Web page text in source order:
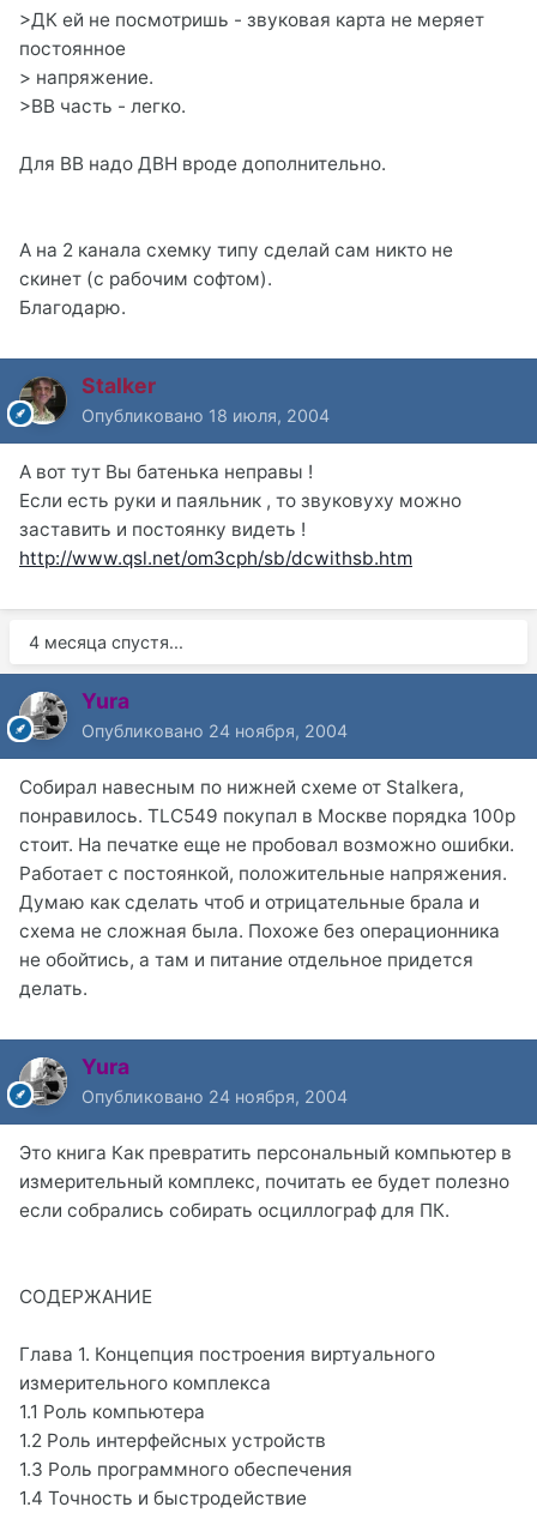
>ДК ей не посмотришь - звуковая карта не меряет
постоянное
> напряжение.
>ВВ часть - легко.
Для ВВ надо ДВН вроде дополнительно.
А на 2 канала схемку типу сделай сам никто не
скинет (с рабочим софтом).
Благодарю.
Stalker
Опубликовано 18 июля, 2004
А вот тут Вы батенька неправы !
Если есть руки и паяльник , то звуковуху можно
заставить и постоянку видеть !
http://www.qsl.net/om3cph/sb/dcwithsb.htm
4 месяца спустя...
Yura
Опубликовано 24 ноября, 2004
Собирал навесным по нижней схеме от Stalkerа,
понравилось. TLC549 покупал в Москве порядка 100р
стоит. На печатке еще не пробовал возможно ошибки.
Работает с постоянкой, положительные напряжения.
Думаю как сделать чтоб и отрицательные брала и
схема не сложная была. Похоже без операционника
не обойтись, а там и питание отдельное придется
делать.
Yura
Опубликовано 24 ноября, 2004
Это книга Как превратить персональный компьютер в
измерительный комплекс, почитать ее будет полезно
если собрались собирать осциллограф для ПК.
СОДЕРЖАНИЕ
Глава 1. Концепция построения виртуального
измерительного комплекса
1.1 Роль компьютера
1.2 Роль интерфейсных устройств
1.3 Роль программного обеспечения
1.4 Точность и быстродействие